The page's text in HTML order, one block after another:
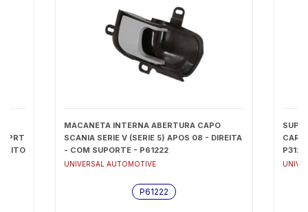
PRT
MACANETA INTERNA ABERTURA CAPO
SCANIA SERIE V (SERIE 5) APOS 08 - DIREITA
- COM SUPORTE - P61222
UNIVERSAL AUTOMOTIVE
P61222